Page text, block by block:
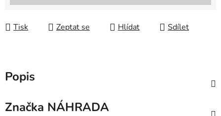
Tisk Zeptat se Hlídat Sdílet
Popis
Značka NÁHRADA